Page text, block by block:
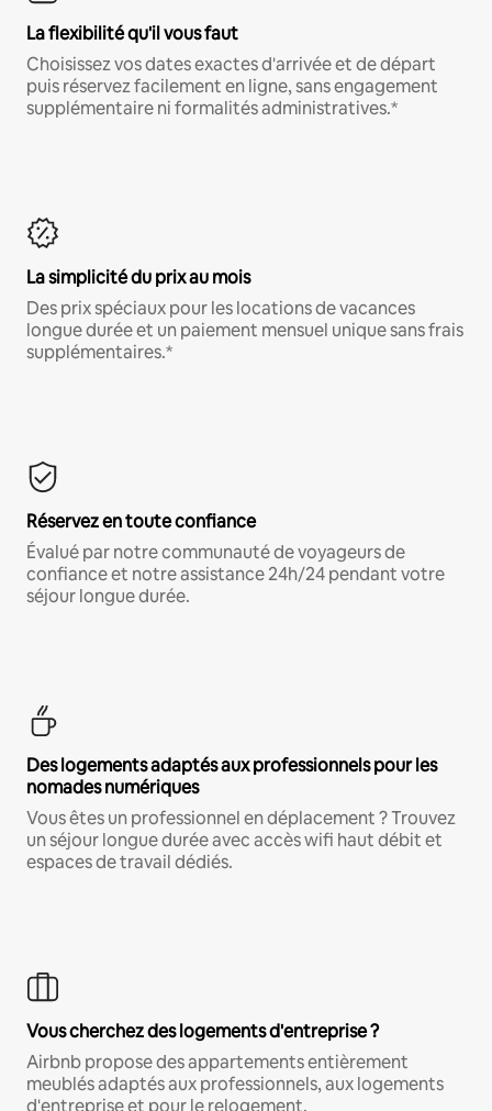
La flexibilité qu'il vous faut
Choisissez vos dates exactes d'arrivée et de départ
puis réservez facilement en ligne, sans engagement
supplémentaire ni formalités administratives.*
La simplicité du prix au mois
Des prix spéciaux pour les locations de vacances
longue durée et un paiement mensuel unique sans frais
supplémentaires.*
Réservez en toute confiance
Évalué par notre communauté de voyageurs de
confiance et notre assistance 24h/24 pendant votre
séjour longue durée.
Des logements adaptés aux professionnels pour les
nomades numériques
Vous êtes un professionnel en déplacement ? Trouvez
un séjour longue durée avec accès wifi haut débit et
espaces de travail dédiés.
Vous cherchez des logements d'entreprise ?
Airbnb propose des appartements entièrement
meublés adaptés aux professionnels, aux logements
d'entreprise et pour le relogement.